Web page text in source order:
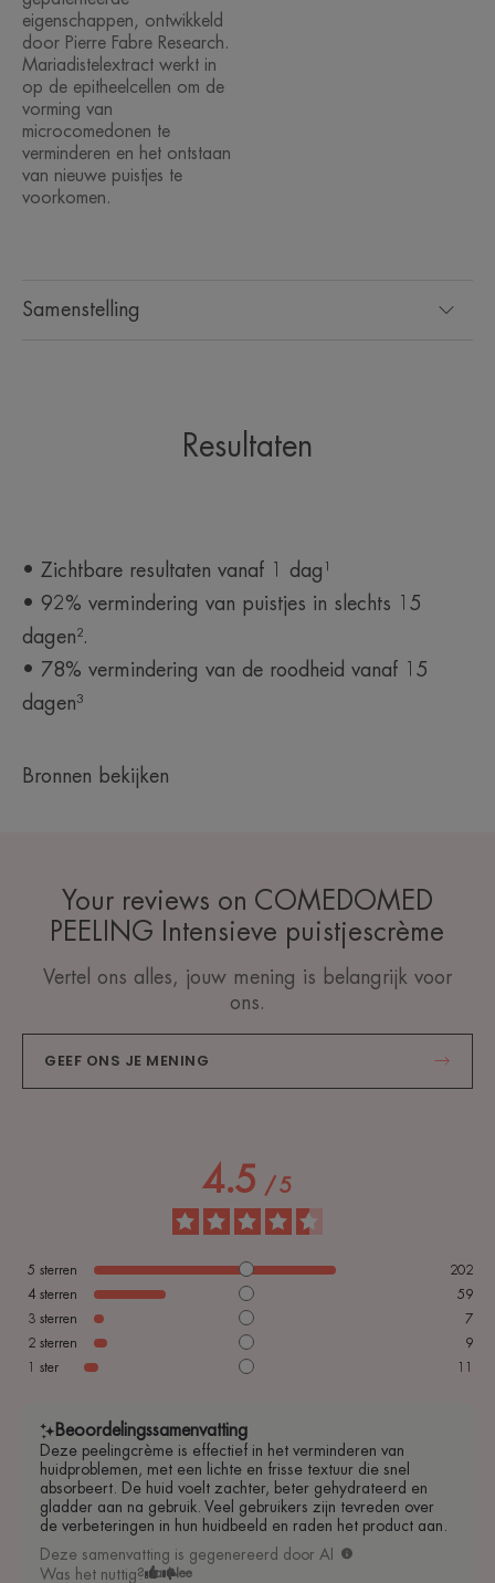
*Klinische score na 1 dag gebruik, 40 proefpersonen, 3 keer/dag.
**Patent aangevraagd.
****Klinische score van het volume van de puistjes, 3 keer
aanbrengen/dag gedurende 28 dagen bij 38 proefpersonen (resultaten na
15 dagen).
*****Ex-vivotest op actieve bestanddelen.
Samenstelling
eigenschappen, ontwikkeld
door Pierre Fabre Research.
Mariadistelextract werkt in
op de epitheelcellen om de
vorming van
microcomedonen te
verminderen en het ontstaan
van nieuwe puistjes te
voorkomen.
Resultaten
• Zichtbare resultaten vanaf 1 dag¹
• 92% vermindering van puistjes in slechts 15
dagen².
• 78% vermindering van de roodheid vanaf 15
dagen³
Bronnen bekijken
Your reviews on COMEDOMED
PEELING Intensieve puistjescrème
Vertel ons alles, jouw mening is belangrijk voor
ons.
GEEF ONS JE MENING
4.5 /5
5 sterren
202
4 sterren
59
3 sterren
7
2 sterren
9
1 ster 11
Beoordelingssamenvatting
Deze peelingcrème is effectief in het verminderen van
huidproblemen, met een lichte en frisse textuur die snel
absorbeert. De huid voelt zachter, beter gehydrateerd en
gladder aan na gebruik. Veel gebruikers zijn tevreden over
de verbeteringen in hun huidbeeld en raden het product aan.
Deze samenvatting is gegenereerd door AI
Was het nuttig? Ja Nee